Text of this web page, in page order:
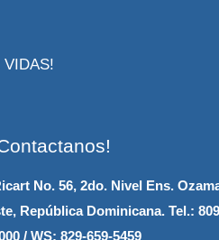
VIDAS!
No. 56, 2do. Nivel Ens.
República Dominicana. Tel.:
/ WS: 829-659-5459